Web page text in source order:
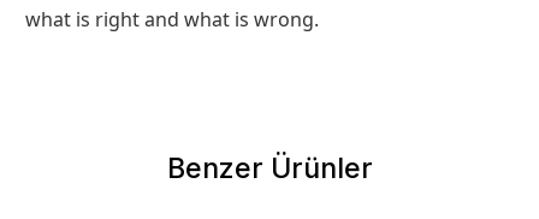
what is right and what is wrong.
Benzer Ürünler